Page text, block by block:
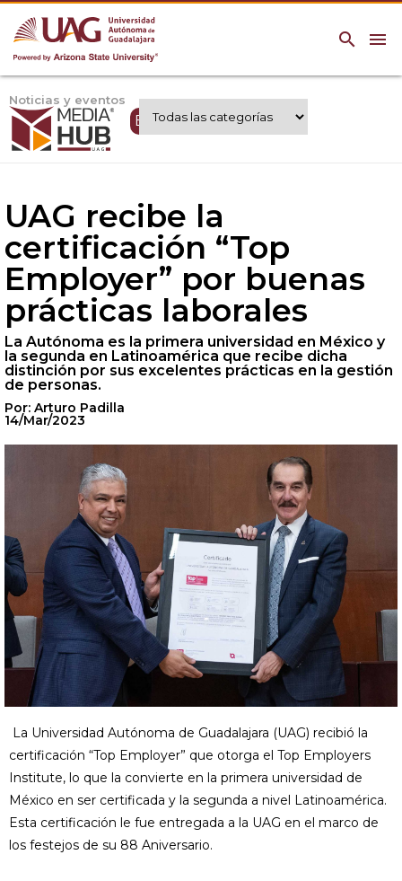
menu
search
Noticias y eventos
Expertos UAG
UAG recibe la
certificación “Top
Employer” por buenas
prácticas laborales
La Autónoma es la primera universidad en México y
la segunda en Latinoamérica que recibe dicha
distinción por sus excelentes prácticas en la gestión
de personas.
Por: Arturo Padilla
14/Mar/2023
La Universidad Autónoma de Guadalajara (UAG) recibió la
certificación “Top Employer” que otorga el Top Employers
Institute, lo que la convierte en la primera universidad de
México en ser certificada y la segunda a nivel Latinoamérica.
Esta certificación le fue entregada a la UAG en el marco de
los festejos de su 88 Aniversario.